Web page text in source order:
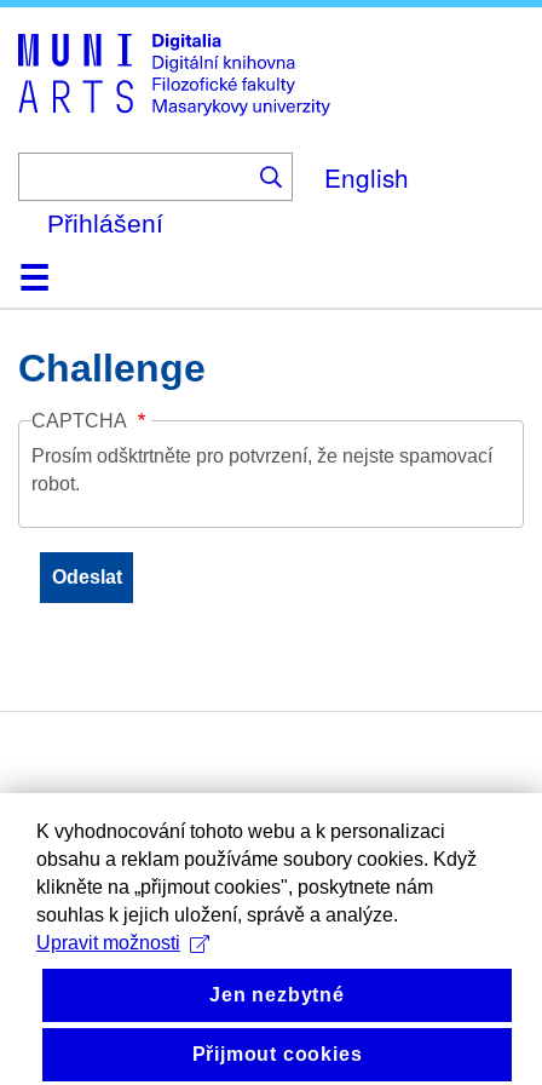
to
main
content
English
Přihlášení
DomůKolekce
Prohlížení
Vyhledávání
O platformě
Nápověda
KontaktDigitalia
Challenge
CAPTCHA
Prosím odšktrtněte pro potvrzení, že nejste spamovací
robot.
K vyhodnocování tohoto webu a k personalizaci
obsahu a reklam používáme soubory cookies. Když
klikněte na „přijmout cookies", poskytnete nám
souhlas k jejich uložení, správě a analýze.
Upravit možnosti
Jen nezbytné
Přijmout cookies